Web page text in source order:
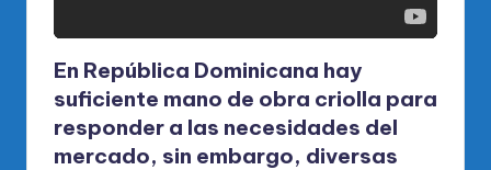
En República Dominicana hay
suficiente mano de obra criolla para
responder a las necesidades del
mercado, sin embargo, diversas